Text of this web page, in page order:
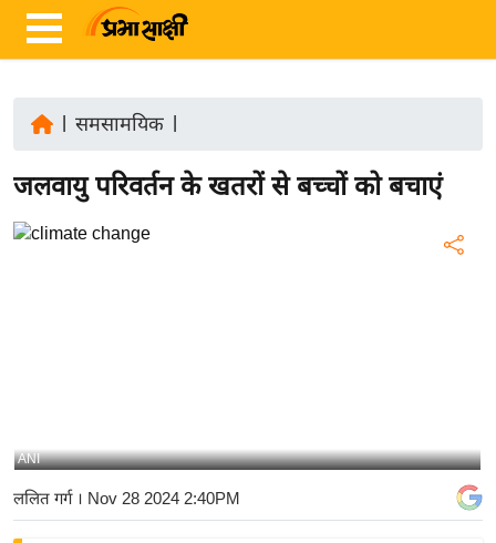
ज़ा
ब
र्रा
ष्ट्री
य
समसामयिक
जलवायु परिवर्तन के खतरों से बच्चों को बचाएं
ANI
ललित गर्ग। Nov 28 2024 2:40PM